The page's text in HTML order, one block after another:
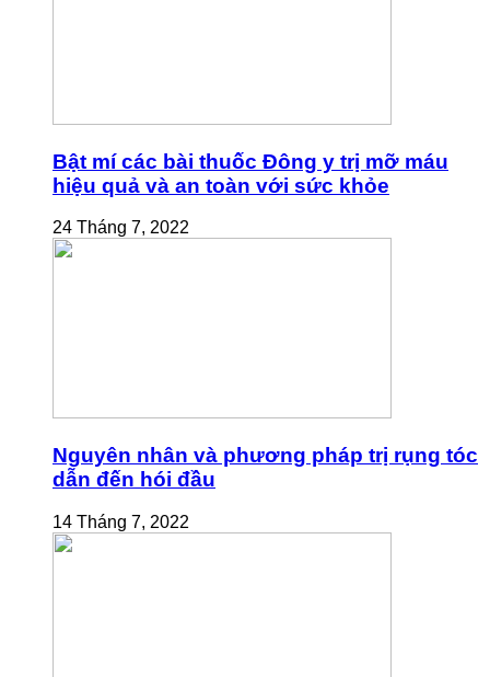
Bật mí các bài thuốc Đông y trị mỡ máu
hiệu quả và an toàn với sức khỏe
24 Tháng 7, 2022
Nguyên nhân và phương pháp trị rụng tóc
dẫn đến hói đầu
14 Tháng 7, 2022